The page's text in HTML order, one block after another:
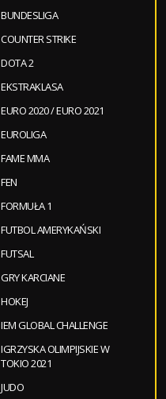
BUNDESLIGA
COUNTER STRIKE
DOTA 2
EKSTRAKLASA
EURO 2020 / EURO 2021
EUROLIGA
FAME MMA
FEN
FORMUŁA 1
FUTBOL AMERYKAŃSKI
FUTSAL
GRY KARCIANE
HOKEJ
IEM GLOBAL CHALLENGE
IGRZYSKA OLIMPIJSKIE W
TOKIO 2021
JUDO